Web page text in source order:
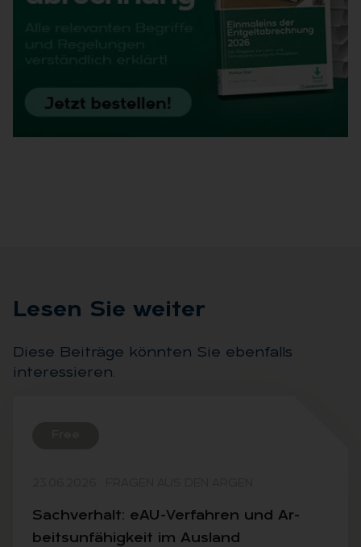
Le­sen Sie wei­ter
Diese Beiträge könnten Sie ebenfalls
interessieren.
Sach­ver­halt: eAU-Ver­fah­ren und Ar­
beits­un­fä­hig­keit im Aus­land